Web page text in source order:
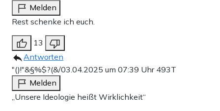
Melden
Rest schenke ich euch.
13
Antworten
"()!"&§%$?(&/03.04.2025 um 07:39 Uhr 493T
Melden
„Unsere Ideologie heißt Wirklichkeit“